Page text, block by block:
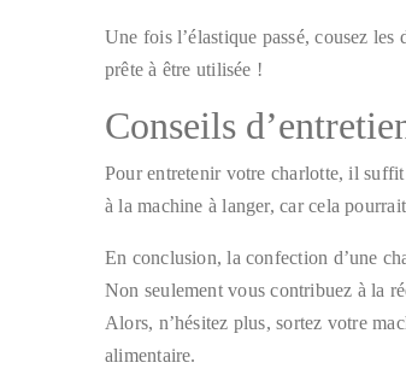
Une fois l’élastique passé, cousez
prête à être utilisée !
Conseils
Pour entretenir votre charlotte, il
à la machine à langer, car cela
En conclusion, la confection d’une
Non seulement vous contribuez à la
Alors, n’hésitez plus, sortez votre
alimentaire.